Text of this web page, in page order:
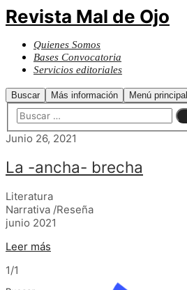
Revista Mal de Ojo
Quienes Somos
Bases Convocatoria
Servicios editoriales
Buscar Más información Menú principal
Junio 26, 2021
La -ancha- brecha
Literatura
Narrativa /Reseña
junio 2021
Leer más
1/1